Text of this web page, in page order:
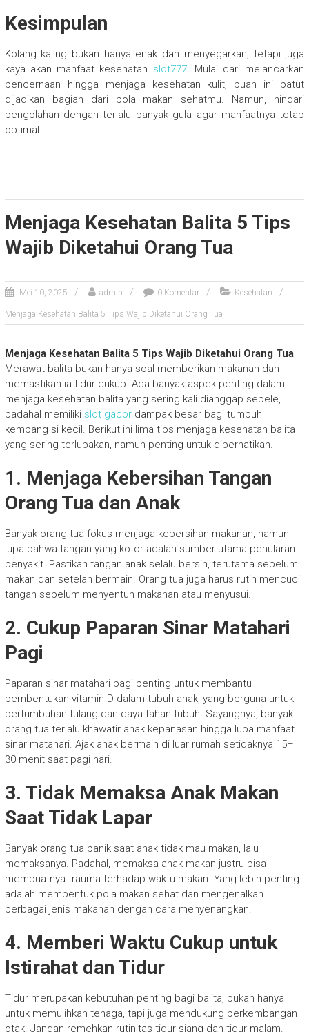
Kesimpulan
Kolang kaling bukan hanya enak dan menyegarkan, tetapi juga
kaya akan manfaat kesehatan slot777. Mulai dari melancarkan
pencernaan hingga menjaga kesehatan kulit, buah ini patut
dijadikan bagian dari pola makan sehatmu. Namun, hindari
pengolahan dengan terlalu banyak gula agar manfaatnya tetap
optimal.
Menjaga Kesehatan Balita 5 Tips
Wajib Diketahui Orang Tua
Mei 10, 2025 admin 0 Komentar Kesehatan
Menjaga Kesehatan Balita 5 Tips Wajib Diketahui Orang Tua
Menjaga Kesehatan Balita 5 Tips Wajib Diketahui Orang Tua–
Merawat balita bukan hanya soal memberikan makanan dan
memastikan ia tidur cukup. Ada banyak aspek penting dalam
menjaga kesehatan balita yang sering kali dianggap sepele,
padahal memiliki slot gacordampak besar bagi tumbuh
kembang si kecil. Berikut ini lima tips menjaga kesehatan balita
yang sering terlupakan, namun penting untuk diperhatikan.
1. Menjaga Kebersihan Tangan
Orang Tua dan Anak
Banyak orang tua fokus menjaga kebersihan makanan, namun
lupa bahwa tangan yang kotor adalah sumber utama penularan
penyakit. Pastikan tangan anak selalu bersih, terutama sebelum
makan dan setelah bermain. Orang tua juga harus rutin mencuci
tangan sebelum menyentuh makanan atau menyusui.
2. Cukup Paparan Sinar Matahari
Pagi
Paparan sinar matahari pagi penting untuk membantu
pembentukan vitamin D dalam tubuh anak, yang berguna untuk
pertumbuhan tulang dan daya tahan tubuh. Sayangnya, banyak
orang tua terlalu khawatir anak kepanasan hingga lupa manfaat
sinar matahari. Ajak anak bermain di luar rumah setidaknya 15–
30 menit saat pagi hari.
3. Tidak Memaksa Anak Makan
Saat Tidak Lapar
Banyak orang tua panik saat anak tidak mau makan, lalu
memaksanya. Padahal, memaksa anak makan justru bisa
membuatnya trauma terhadap waktu makan. Yang lebih penting
adalah membentuk pola makan sehat dan mengenalkan
berbagai jenis makanan dengan cara menyenangkan.
4. Memberi Waktu Cukup untuk
Istirahat dan Tidur
Tidur merupakan kebutuhan penting bagi balita, bukan hanya
untuk memulihkan tenaga, tapi juga mendukung perkembangan
otak. Jangan remehkan rutinitas tidur siang dan tidur malam.